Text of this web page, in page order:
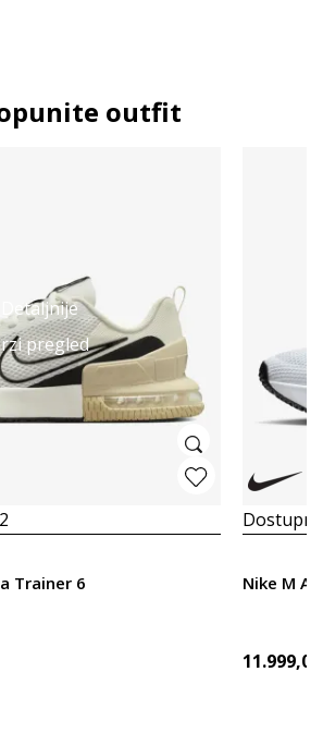
outfit
Detaljnije
pregled
Trainer 6 Nike M
11.999,00